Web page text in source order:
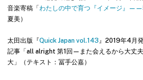
音楽寄稿「わたしの中で育つ『イメージ』——
夏美）
太田出版『Quick Japan vol.143 』2019年4月
記事「all alright 第1回—また会えるから大丈
大」（テキスト：冨手公嘉）